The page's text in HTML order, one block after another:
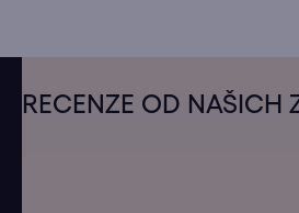
RECENZE OD NAŠICH